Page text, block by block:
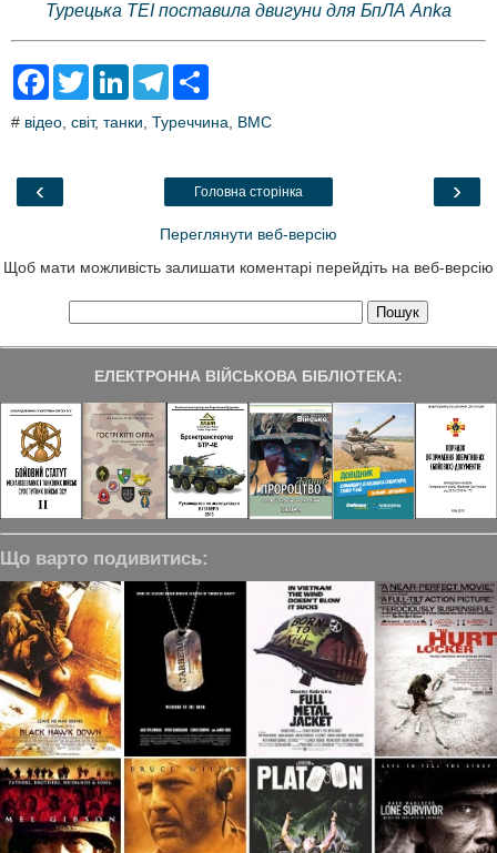
Турецька TEI поставила двигуни для БпЛА Anka
F
e
o
T
t
L
k
T
e
a
r
# відео світ, танки Туреччина BMC
‹ ›
Головна сторінка
Переглянути веб-версію
Щоб мати можливість залишати коментарі перейдіть на веб-версію
ЕЛЕКТРОННА ВІЙСЬКОВА БІБЛІОТЕКА:
Що варто подивитись: